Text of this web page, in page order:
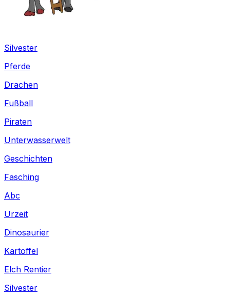
Silvester
Pferde
Drachen
Fußball
Piraten
Unterwasserwelt
Geschichten
Fasching
Abc
Urzeit
Dinosaurier
Kartoffel
Elch Rentier
Silvester